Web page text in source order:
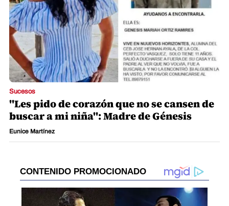
Sucesos
"Les pido de corazón que no se cansen de
buscar a mi niña": Madre de Génesis
Eunice Martínez